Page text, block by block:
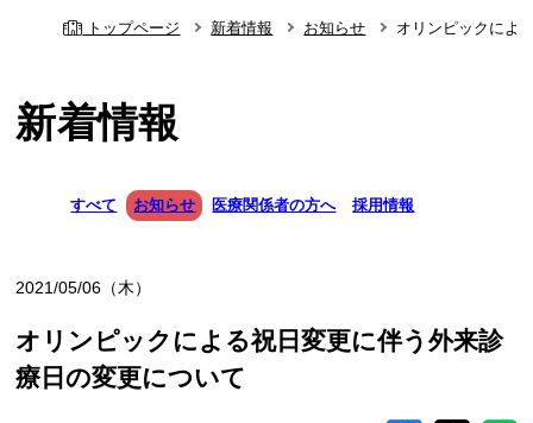
トップページ 新着情報 お知らせ オリンピックによ
新着情報
すべて お知らせ 医療関係者の方へ 採用情報
2021/05/06（木）
オリンピックによる祝日変更に伴う外来診
療日の変更について